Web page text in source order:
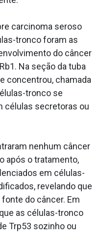
carcinoma seroso
tronco foram as
do câncer
Na seção da tuba
concentrou, chamada
tronco se
células secretoras ou
nenhum câncer
após o tratamento,
em células-
revelando que
do câncer. Em
as células-tronco
Trp53 sozinho ou